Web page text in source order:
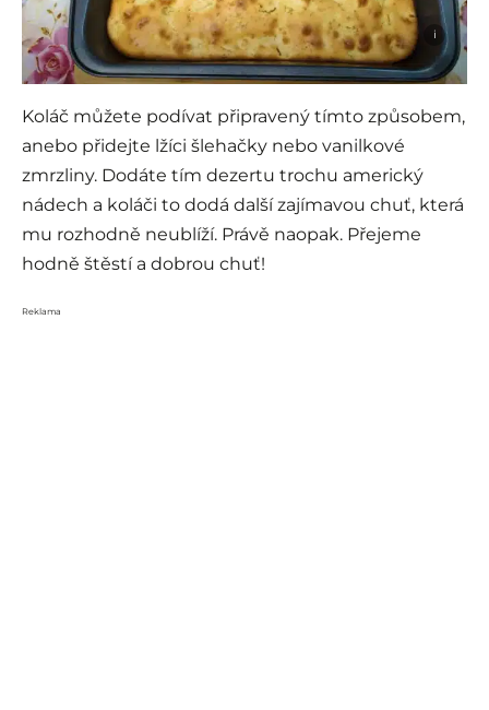
i
Koláč můžete podívat připravený tímto způsobem,
anebo přidejte lžíci šlehačky nebo vanilkové
zmrzliny. Dodáte tím dezertu trochu americký
nádech a koláči to dodá další zajímavou chuť, která
mu rozhodně neublíží. Právě naopak. Přejeme
hodně štěstí a dobrou chuť!
Reklama